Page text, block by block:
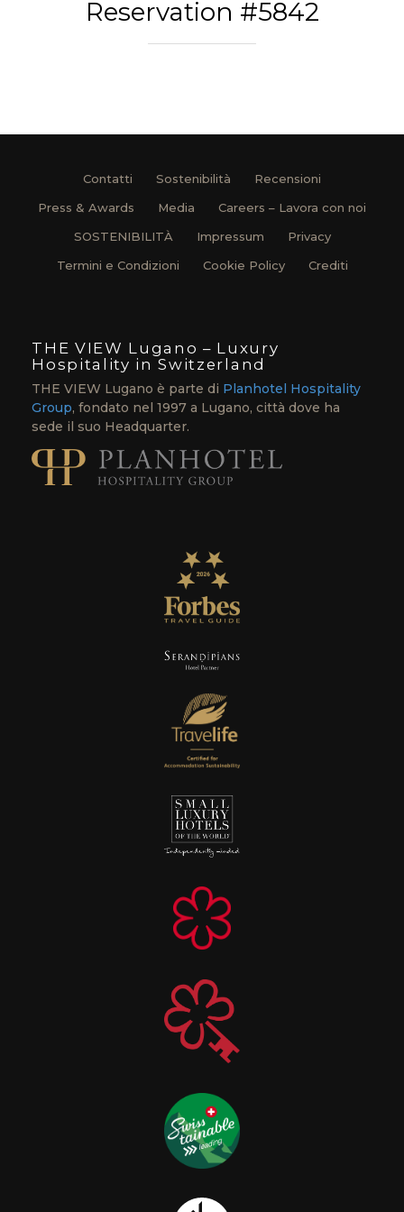
Reservation #5842
Contatti Sostenibilità
Recensioni
Press & Awards
Media
Careers – Lavora con noi
SOSTENIBILITÀ
Impressum
Privacy
Termini e Condizioni
Cookie Policy Crediti
THE VIEW Lugano – Luxury
Hospitality in Switzerland
THE VIEW Lugano è parte di Planhotel Hospitality
Group, fondato nel 1997 a Lugano, città dove ha
sede il suo Headquarter.